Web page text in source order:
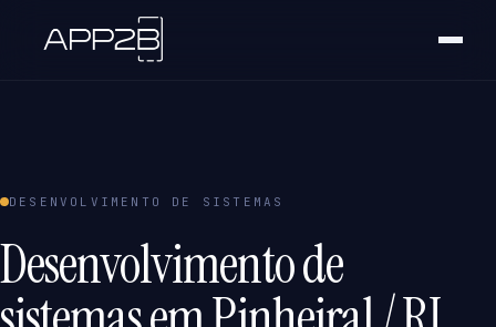
DESENVOLVIMENTO DE SISTEMAS
Desenvolvimento de